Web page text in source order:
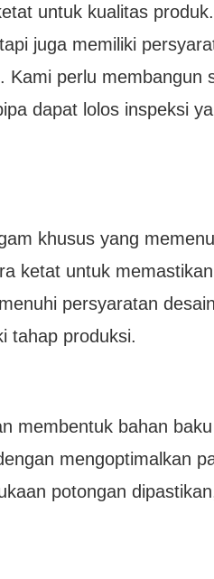
untuk kualitas
juga memiliki
Kami perlu membangun
dapat lolos inspeksi
khusus yang
ketat untuk
persyaratan
tahap produksi.
membentuk bahan
mengoptimalkan
potongan